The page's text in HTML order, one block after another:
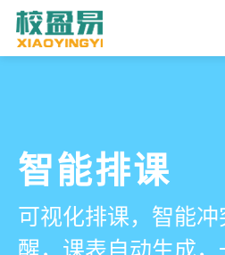
管学校，用
培训机构教
智能排课
可视化排课，智能
醒，课表自动生成
课时统计
学员签到同步扣减课
自动统计、汇总，
家校互动
一部手机链接教师、
通互动零距离，服